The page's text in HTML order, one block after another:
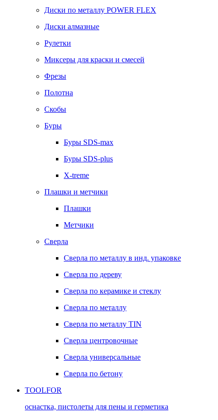
Диски по металлу POWER FLEX
Диски алмазные
Рулетки
Миксеры для краски и смесей
Фрезы
Полотна
Скобы
Буры
Буры SDS-max
Буры SDS-plus
X-treme
Плашки и метчики
Плашки
Метчики
Сверла
Сверла по металлу в инд. упаковке
Сверла по дереву
Сверла по керамике и стеклу
Сверла по металлу
Сверла по металлу TIN
Сверла центровочные
Сверла универсальные
Сверла по бетону
TOOLFOR
оснастка, пистолеты для пены и герметика